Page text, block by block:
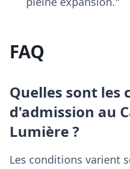
FAQ
Quelles sont les
d'admission au
Lumière ?
Les conditions varient